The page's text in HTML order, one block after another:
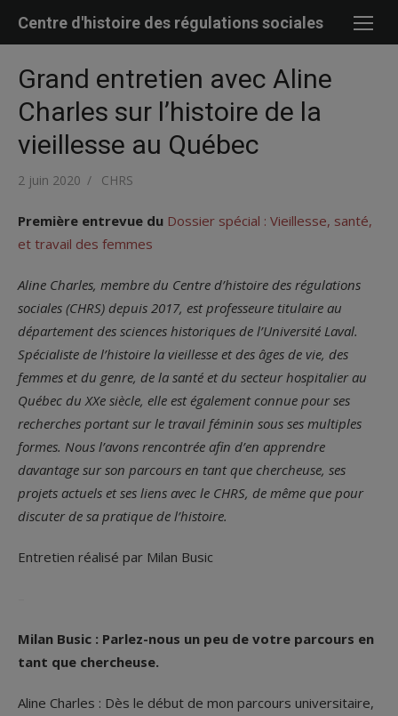
Centre d'histoire des régulations sociales
Grand entretien avec Aline
Charles sur l’histoire de la
vieillesse au Québec
Posted
2 juin 2020 Author
CHRS
Première entrevue du Dossier spécial : Vieillesse, santé,
et travail des femmes
Aline Charles, membre du Centre d’histoire des régulations
sociales (CHRS) depuis 2017, est professeure titulaire au
département des sciences historiques de l’Université Laval.
Spécialiste de l’histoire la vieillesse et des âges de vie, des
femmes et du genre, de la santé et du secteur hospitalier au
Québec du XXe siècle, elle est également connue pour ses
recherches portant sur le travail féminin sous ses multiples
formes. Nous l’avons rencontrée afin d’en apprendre
davantage sur son parcours en tant que chercheuse, ses
projets actuels et ses liens avec le CHRS, de même que pour
discuter de sa pratique de l’histoire.
Entretien réalisé par Milan Busic
Milan Busic : Parlez-nous un peu de votre parcours en
tant que chercheuse.
Aline Charles : Dès le début de mon parcours universitaire,